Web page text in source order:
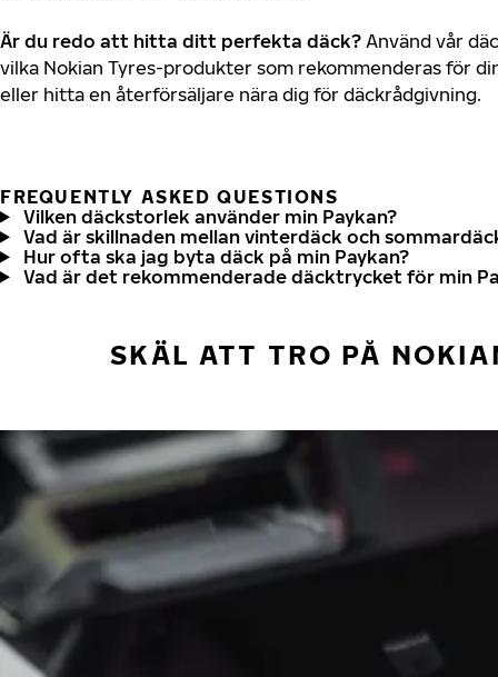
Är du redo att hitta ditt perfekta däck? Använd vår
vilka Nokian Tyres-produkter som rekommenderas för
eller hitta en återförsäljare nära dig för däckrådgivning.
FREQUENTLY ASKED QUESTIONS
Vilken däckstorlek använder min Paykan?
Vad är skillnaden mellan vinterdäck och
Hur ofta ska jag byta däck på min Paykan?
Vad är det rekommenderade däcktrycket för min
SKÄL ATT TRO PÅ